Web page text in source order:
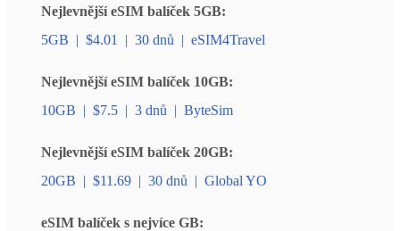
Nejlevnější eSIM balíček 5GB:
5GB | $4.01 | 30 dnů | eSIM4Travel
Nejlevnější eSIM balíček 10GB:
10GB | $7.5 | 3 dnů | ByteSim
Nejlevnější eSIM balíček 20GB:
20GB | $11.69 | 30 dnů | Global YO
eSIM balíček s nejvíce GB: